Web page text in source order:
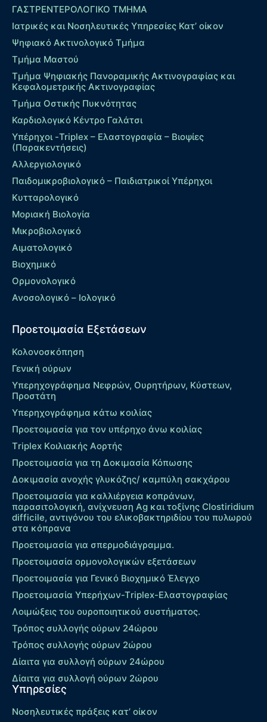
ΓΑΣΤΡΕΝΤΕΡΟΛΟΓΙΚΟ ΤΜΗΜΑ
Ιατρικές και Νοσηλευτικές Υπηρεσίες Κατ’ οίκον
Ψηφιακό Ακτινολογικό Τμήμα
Τμήμα Μαστού
Τμήμα Ψηφιακής Πανοραμικής Ακτινογραφίας και
Κεφαλομετρικής Ακτινογραφίας
Τμήμα Οστικής Πυκνότητας
Καρδιολογικό Κέντρο Γαλάτσι
Υπέρηχοι -Triplex – Eλαστογραφία – Βιοψίες
(Παρακεντήσεις)
Αλλεργιολογικό
Παιδομικροβιολογικό – Παιδιατρικοί Υπέρηχοι
Κυτταρολογικό
Μοριακή Βιολογία
Μικροβιολογικό
Αιματολογικό
Βιοχημικό
Ορμονολογικό
Ανοσολογικό – Ιολογικό
Προετοιμασία Εξετάσεων
Κολονοσκόπηση
Γενική ούρων
Υπερηχογράφημα Νεφρών, Ουρητήρων, Κύστεων,
Προστάτη
Υπερηχογράφημα κάτω κοιλίας
Προετοιμασία για τον υπέρηχο άνω κοιλίας
Τriplex Kοιλιακής Αορτής
Προετοιμασία για τη Δοκιμασία Κόπωσης
Δοκιμασία ανοχής γλυκόζης/ καμπύλη σακχάρου
Προετοιμασία για καλλιέργεια κοπράνων,
παρασιτολογική, ανίχνευση Ag και τοξίνης Clostiridium
difficile, αντιγόνου του ελικοβακτηριδίου του πυλωρού
στα κόπρανα
Προετοιμασία για σπερμοδιάγραμμα.
Προετοιμασία ορμονολογικών εξετάσεων
Προετοιμασία για Γενικό Βιοχημικό Έλεγχο
Προετοιμασία Υπερήχων-Τriplex-Ελαστογραφίας
Λοιμώξεις του ουροποιητικού συστήματος.
Τρόπος συλλογής ούρων 24ώρου
Τρόπος συλλογής ούρων 2ώρου
Δίαιτα για συλλογή ούρων 24ώρου
Δίαιτα για συλλογή ούρων 2ώρου
Υπηρεσίες
Νοσηλευτικές πράξεις κατ’ οίκον